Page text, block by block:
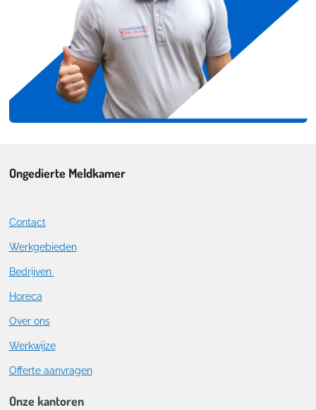
Ongedierte Meldkamer
Contact
Werkgebieden
Bedrijven
Horeca
Over ons
Werkwijze
Offerte aanvragen
Onze kantoren